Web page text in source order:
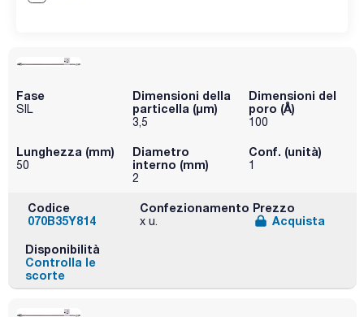
Fase
SIL
Dimensioni della
particella (μm)
3,5
Dimensioni del
poro (Å)
100
Lunghezza (mm)
50
Diametro
interno (mm)
2
Conf. (unità)
1
Codice
070B35Y814
Confezionamento
x u.
Prezzo
Acquista
Disponibilità
Controlla le
scorte